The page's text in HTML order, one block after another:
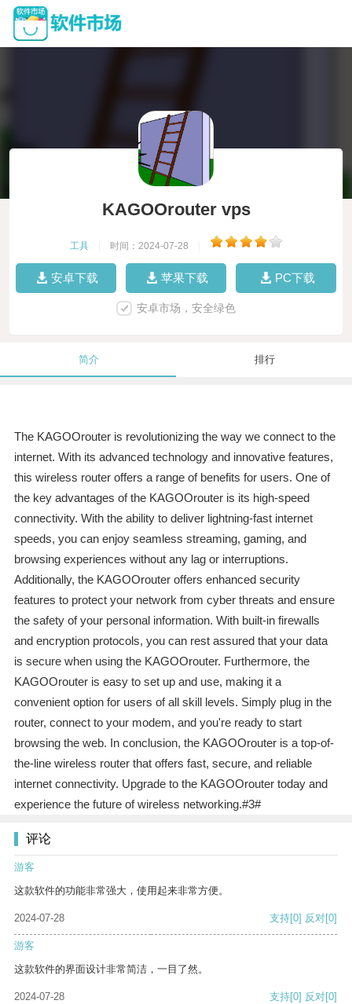
KAGOOrouter vps
工具 时间：2024-07-28
安卓下载 苹果下载 PC下载
安卓市场，安全绿色
简介 排行
The KAGOOrouter is revolutionizing the way we connect to the
internet. With its advanced technology and innovative features,
this wireless router offers a range of benefits for users. One of
the key advantages of the KAGOOrouter is its high-speed
connectivity. With the ability to deliver lightning-fast internet
speeds, you can enjoy seamless streaming, gaming, and
browsing experiences without any lag or interruptions.
Additionally, the KAGOOrouter offers enhanced security
features to protect your network from cyber threats and ensure
the safety of your personal information. With built-in firewalls
and encryption protocols, you can rest assured that your data
is secure when using the KAGOOrouter. Furthermore, the
KAGOOrouter is easy to set up and use, making it a
convenient option for users of all skill levels. Simply plug in the
router, connect to your modem, and you're ready to start
browsing the web. In conclusion, the KAGOOrouter is a top-of-
the-line wireless router that offers fast, secure, and reliable
internet connectivity. Upgrade to the KAGOOrouter today and
experience the future of wireless networking.#3#
评论
游客
这款软件的功能非常强大，使用起来非常方便。
2024-07-28 支持[0] 反对[0]
游客
这款软件的界面设计非常简洁，一目了然。
2024-07-28 支持[0] 反对[0]